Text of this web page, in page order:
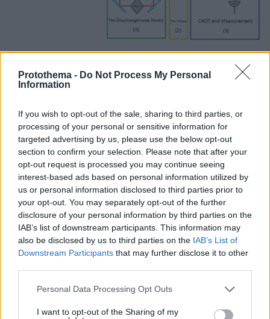
Protothema - Do Not Process My Personal
Information
If you wish to opt-out of the sale, sharing to third parties, or
processing of your personal or sensitive information for
targeted advertising by us, please use the below opt-out
section to confirm your selection. Please note that after your
opt-out request is processed you may continue seeing
interest-based ads based on personal information utilized by
us or personal information disclosed to third parties prior to
your opt-out. You may separately opt-out of the further
disclosure of your personal information by third parties on the
IAB’s list of downstream participants. This information may
also be disclosed by us to third parties on the IAB’s List of
Downstream Participants that may further disclose it to other
Please note that this website/app uses one or more Google
not limited to your visit or usage behaviour. You may click to
Personal Data Processing Opt Outs
I want to opt-out of the Sharing of my
Οι δύο μαθητές θα παρουσιάσουν τη δουλειά
τους στον παγκόσμιο μαθητικό διαγωνισμό
στηνΑτλάντα. Η παρουσίαση θα γίνει
διαδικτυακά καθώς τα χρήματα για τη
μετάβαση και την διαμονή τους εκεί είναι πάρα
πολλά. Όσον αφορά τους στόχους τους, ο
Δημήτρης και ο Κωνσταντίνος εξηγούν ότι "ο
ανταγωνισμός εκεί είναι πάρα πολύ υψηλός.
Δύο λύκεια της Ελλάδας διαγωνίζονται με τα
ζήσουμε αυτήν την εμπειρία. Να αποκτήσουμε
πρόσβαση σε καινούργιες πύλες που θα μας